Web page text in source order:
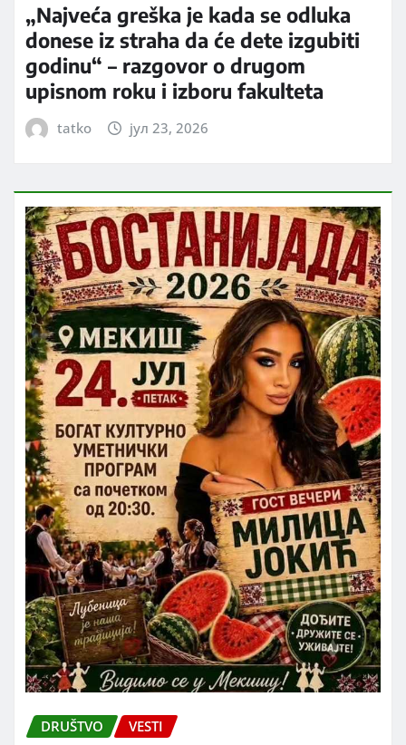
„Najveća greška je kada se odluka
donese iz straha da će dete izgubiti
godinu“ – razgovor o drugom
upisnom roku i izboru fakulteta
tatko јул 23, 2026
DRUŠTVO VESTI